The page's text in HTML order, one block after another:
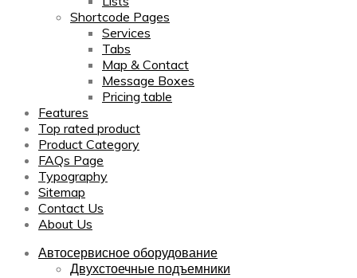
Shortcode Pages
Services
Tabs
Map & Contact
Message Boxes
Pricing table
Features
Top rated product
Product Category
FAQs Page
Typography
Sitemap
Contact Us
About Us
Автосервисное оборудование
Двухстоечные подъемники